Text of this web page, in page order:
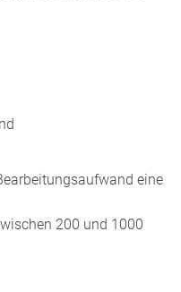
eine
200 und 1000